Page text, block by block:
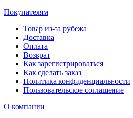
Покупателям
Товар из-за рубежа
Доставка
Оплата
Возврат
Как зарегистрироваться
Как сделать заказ
Политика конфиденциальности
Пользовательское соглашение
О компании